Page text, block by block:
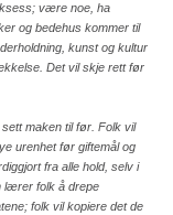
være noe, ha
og bedehus kommer til
kunst og kultur
Det vil skje rett før
maken til før. Folk vil
urenhet før giftemål og
fra alle hold, selv i
lærer folk å drepe
folk vil kopiere det de